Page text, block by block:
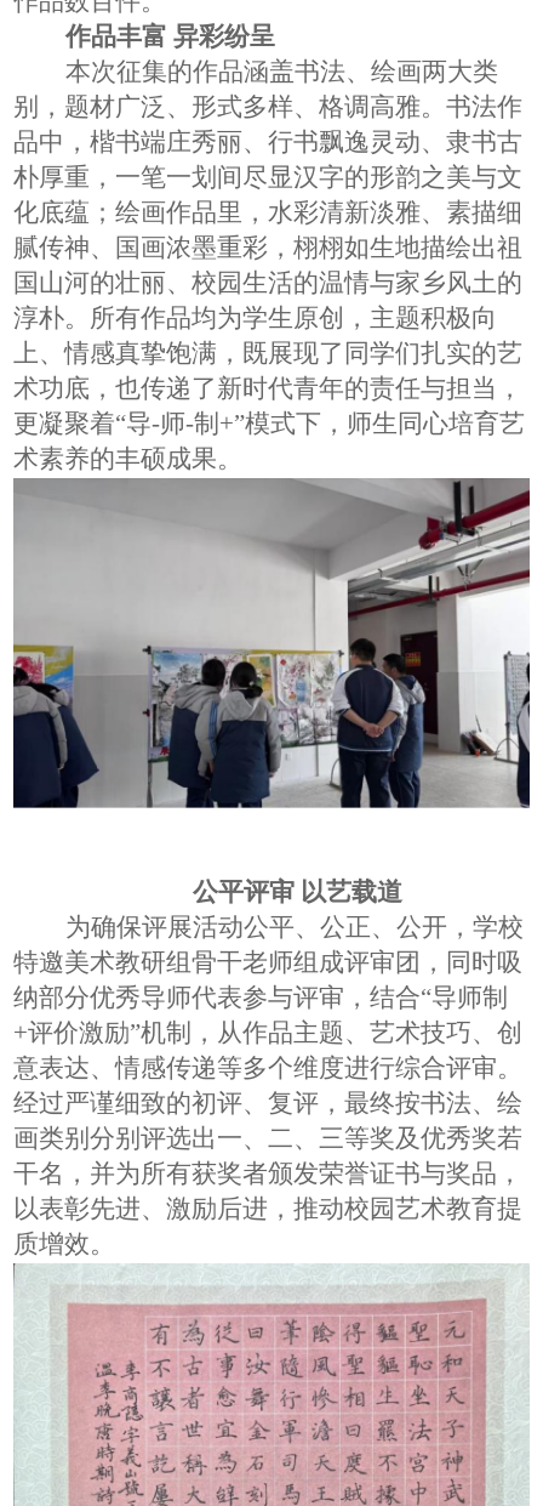
作品丰富 异彩纷呈
本次征集的作品涵盖书法、绘画两大类
别，题材广泛、形式多样、格调高雅。书法作
品中，楷书端庄秀丽、行书飘逸灵动、隶书古
朴厚重，一笔一划间尽显汉字的形韵之美与文
化底蕴；绘画作品里，水彩清新淡雅、素描细
腻传神、国画浓墨重彩，栩栩如生地描绘出祖
国山河的壮丽、校园生活的温情与家乡风土的
淳朴。所有作品均为学生原创，主题积极向
上、情感真挚饱满，既展现了同学们扎实的艺
术功底，也传递了新时代青年的责任与担当，
更凝聚着“导-师-制 +”模式下，师生同心培育艺
术素养的丰硕成果。
公平评审 以艺载道
为确保评展活动公平、公正、公开，学校
特邀美术教研组骨干老师组成评审团，同时吸
纳部分优秀导师代表参与评审，结合“导师制
+评价激励”机制，从作品主题、艺术技巧、创
意表达、情感传递等多个维度进行综合评审。
经过严谨细致的初评、复评，最终按书法、绘
画类别分别评选出一、二、三等奖及优秀奖若
干名，并为所有获奖者颁发荣誉证书与奖品，
以表彰先进、激励后进，推动校园艺术教育提
质增效。